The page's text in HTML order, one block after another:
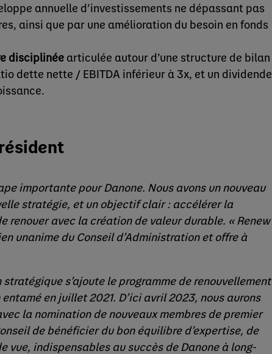
annuelle d’investissements ne dépassant pas
ainsi que par une amélioration du besoin en fonds
disciplinée articulée autour d’une structure de bilan
dette nette / EBITDA inférieur à 3x, et un dividende
importante pour Danone. Nous avons un nouveau
stratégie, et un objectif clair : accélérer la
renouer avec la création de valeur durable. « Renew
unanime du Conseil d’Administration et offre à
s’ajoute le programme de renouvellement
en juillet 2021. D’ici avril 2023, nous aurons
la nomination de nouveaux membres de premier
de bénéficier du bon équilibre d’expertise, de
vue, indispensables au succès de Danone à long-